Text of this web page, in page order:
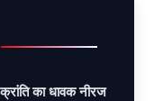
का धावक नीरज